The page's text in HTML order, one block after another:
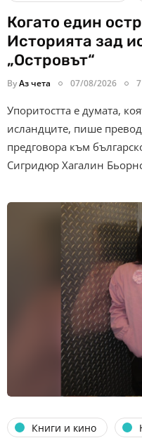
Когато един
Историята зад
„Островът“
ByАз чета 07/08/2026
Упоритостта е думата,
исландците, пише
предговора към
Сигридюр Хагалин
Книги и кино